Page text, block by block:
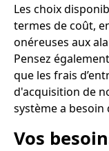
Les choix
termes de coût,
onéreuses aux
Pensez
que les frais
d'acquisition de
système a besoin
Vos